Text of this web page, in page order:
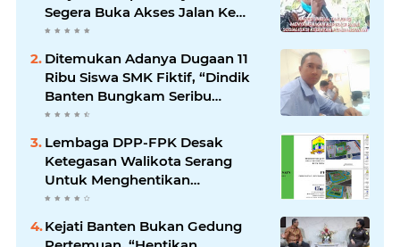
Segera Buka Akses Jalan Ke
Pantai
Ditemukan Adanya Dugaan 11
Ribu Siswa SMK Fiktif, “Dindik
Banten Bungkam Seribu
Bahasa”
Lembaga DPP-FPK Desak
Ketegasan Walikota Serang
Untuk Menghentikan
Sementara Revitalisasi Alun-
Alun
Kejati Banten Bukan Gedung